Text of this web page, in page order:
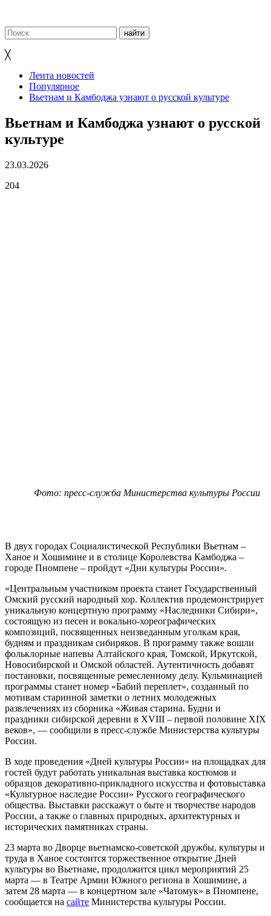
╳
Лента новостей
Популярное
Вьетнам и Камбоджа узнают о русской культуре
Вьетнам и Камбоджа узнают о русской
культуре
23.03.2026
204
Фото: пресс-служба Министерства культуры России
В двух городах Социалистической Республики Вьетнам –
Ханое и Хошимине и в столице Королевства Камбоджа –
городе Пномпене – пройдут «Дни культуры России».
«Центральным участником проекта станет Государственный
Омский русский народный хор. Коллектив продемонстрирует
уникальную концертную программу «Наследники Сибири»,
состоящую из песен и вокально-хореографических
композиций, посвященных неизведанным уголкам края,
будням и праздникам сибиряков. В программу также вошли
фольклорные напевы Алтайского края, Томской, Иркутской,
Новосибирской и Омской областей. Аутентичность добавят
постановки, посвященные ремесленному делу. Кульминацией
программы станет номер «Бабий переплет», созданный по
мотивам старинной заметки о летних молодежных
развлечениях из сборника «Живая старина. Будни и
праздники сибирской деревни в XVIII – первой половине XIX
веков», — сообщили в пресс-службе Министерства культуры
России.
В ходе проведения «Дней культуры России» на площадках для
гостей будут работать уникальная выставка костюмов и
образцов декоративно-прикладного искусства и фотовыставка
«Культурное наследие России» Русского географического
общества. Выставки расскажут о быте и творчестве народов
России, а также о главных природных, архитектурных и
исторических памятниках страны.
23 марта во Дворце вьетнамско-советской дружбы, культуры и
труда в Ханое состоится торжественное открытие Дней
культуры во Вьетнаме, продолжится цикл мероприятий 25
марта — в Театре Армии Южного региона в Хошимине, а
затем 28 марта — в концертном зале «Чатомук» в Пномпене,
сообщается на сайте Министерства культуры России.